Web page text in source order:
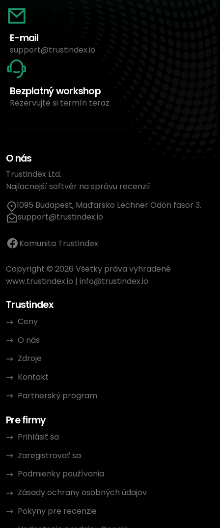
E-mail
support@trustindex.io
Bezplatný workshop
Rezervujte si termín teraz
O nás
Trustindex Ltd.
Najlacnejší softvér na správu recenzií
1095 Budapest, Maďarsko Lechner Ödön fasor 3.
support@trustindex.io
Komunita Trustindex
Copyright © 2026 Všetky práva vyhradené
www.trustindex.io | info@trustindex.io
Trustindex
Ceny
O nás
Zdroje
Kontakt
Partnerský program
Pre firmy
Prihlásiť sa
Zaregistrovať sa
Podmienky používania
Zásady ochrany osobných údajov
Pokyny pre recenzie